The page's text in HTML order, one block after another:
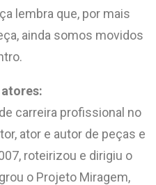
lembra que, por mais
ainda somos movidos
carreira profissional no
ator e autor de peças e
roteirizou e dirigiu o
o Projeto Miragem,